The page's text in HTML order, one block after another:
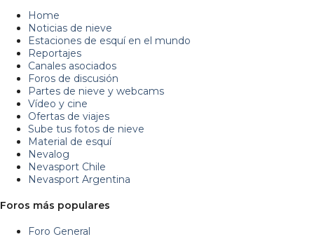
Home
Noticias de nieve
Estaciones de esquí en el mundo
Reportajes
Canales asociados
Foros de discusión
Partes de nieve y webcams
Vídeo y cine
Ofertas de viajes
Sube tus fotos de nieve
Material de esquí
Nevalog
Nevasport Chile
Nevasport Argentina
Foros más populares
Foro General